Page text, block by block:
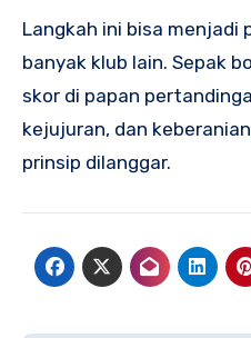
Langkah ini bisa menjadi
banyak klub lain. Sepak
skor di papan
kejujuran, dan
prinsip dilanggar.